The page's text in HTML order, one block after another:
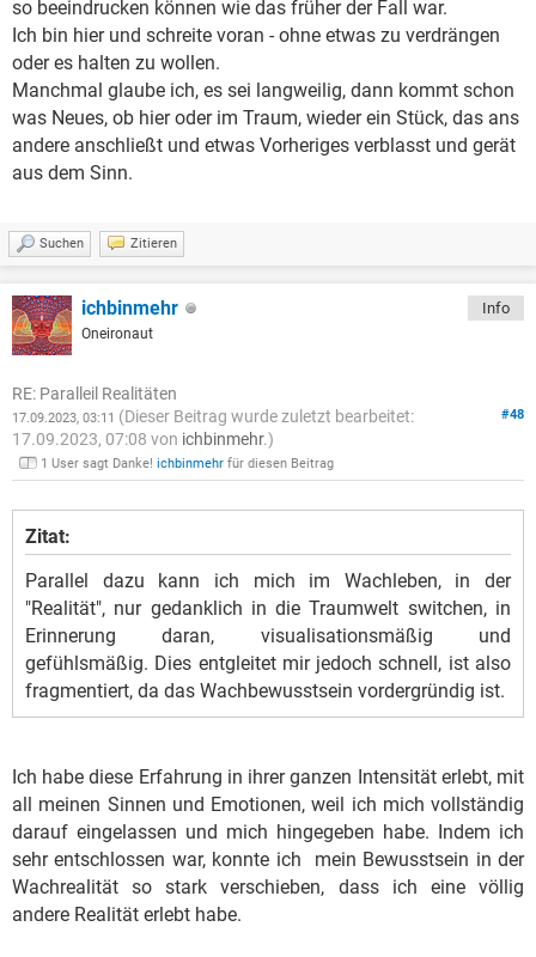
so beeindrucken können wie das früher der Fall war.
Ich bin hier und schreite voran - ohne etwas zu verdrängen
oder es halten zu wollen.
Manchmal glaube ich, es sei langweilig, dann kommt schon
was Neues, ob hier oder im Traum, wieder ein Stück, das ans
andere anschließt und etwas Vorheriges verblasst und gerät
aus dem Sinn.
Suchen Zitieren
ichbinmehr
Oneironaut
Info
RE: Paralleil Realitäten
#48
17.09.2023, 03:11 (Dieser Beitrag wurde zuletzt bearbeitet:
17.09.2023, 07:08 von ichbinmehr.)
1 User sagt Danke! ichbinmehr für diesen Beitrag
Zitat:
Parallel dazu kann ich mich im Wachleben, in der
"Realität", nur gedanklich in die Traumwelt switchen, in
Erinnerung daran, visualisationsmäßig und
gefühlsmäßig. Dies entgleitet mir jedoch schnell, ist also
fragmentiert, da das Wachbewusstsein vordergründig ist.
Ich habe diese Erfahrung in ihrer ganzen Intensität erlebt, mit
all meinen Sinnen und Emotionen, weil ich mich vollständig
darauf eingelassen und mich hingegeben habe. Indem ich
sehr entschlossen war, konnte ich mein Bewusstsein in der
Wachrealität so stark verschieben, dass ich eine völlig
andere Realität erlebt habe.